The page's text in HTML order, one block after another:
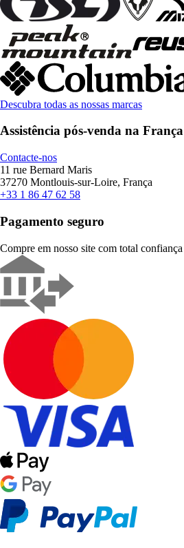
Descubra todas as nossas marcas
Assistência pós-venda na França
Contacte-nos
11 rue Bernard Maris
37270 Montlouis-sur-Loire, França
+33 1 86 47 62 58
Pagamento seguro
Compre em nosso site com total confiança